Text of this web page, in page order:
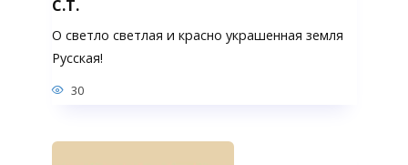
С.Т.
О светло светлая и красно украшенная земля
Русская!
30